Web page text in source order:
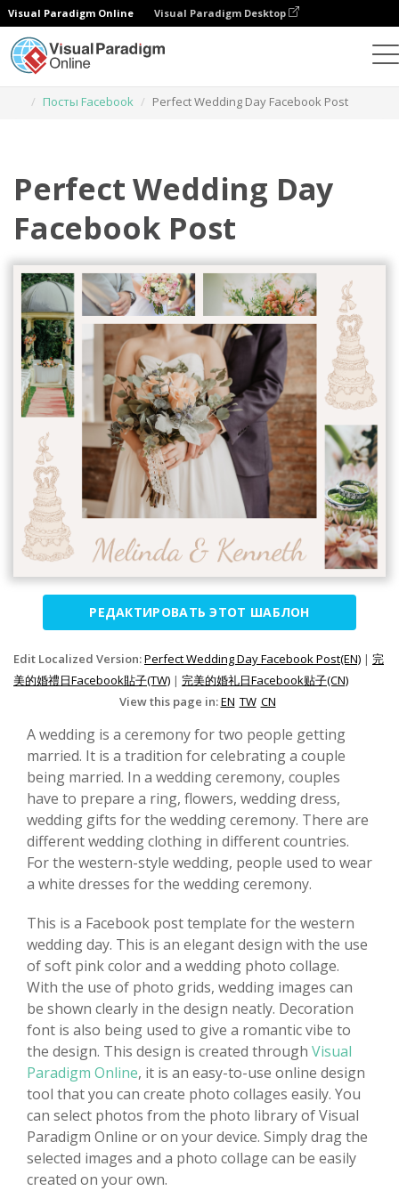
Visual Paradigm Online Visual Paradigm Desktop
Посты Facebook
Perfect Wedding Day Facebook Post
Perfect Wedding Day
Facebook Post
РЕДАКТИРОВАТЬ ЭТОТ ШАБЛОН
Edit Localized Version:Perfect Wedding Day Facebook Post(EN) | 完
美的婚禮日Facebook貼子(TW) | 完美的婚礼日Facebook贴子(CN)
View this page in:EN TW CN
A wedding is a ceremony for two people getting
married. It is a tradition for celebrating a couple
being married. In a wedding ceremony, couples
have to prepare a ring, flowers, wedding dress,
wedding gifts for the wedding ceremony. There are
different wedding clothing in different countries.
For the western-style wedding, people used to wear
a white dresses for the wedding ceremony.
This is a Facebook post template for the western
wedding day. This is an elegant design with the use
of soft pink color and a wedding photo collage.
With the use of photo grids, wedding images can
be shown clearly in the design neatly. Decoration
font is also being used to give a romantic vibe to
the design. This design is created through Visual
Paradigm Online, it is an easy-to-use online design
tool that you can create photo collages easily. You
can select photos from the photo library of Visual
Paradigm Online or on your device. Simply drag the
selected images and a photo collage can be easily
created on your own.